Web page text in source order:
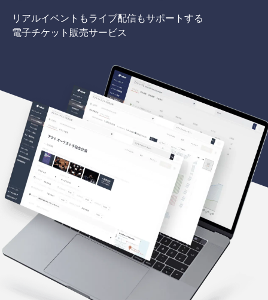
リアルイベントもライブ配信もサポートする
電子チケット販売サービス